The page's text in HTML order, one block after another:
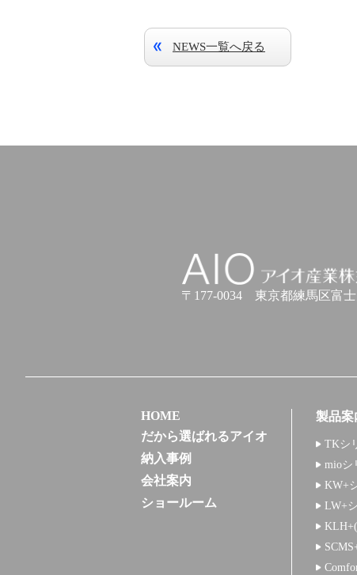
NEWS一覧へ戻る
アイオ産業株式会社
〒177-0034 東京都練馬区富
HOME
だから選ばれるアイオ
納入事例
会社案内
ショールーム
製品案
TKシ
mioシ
KW+
LW+